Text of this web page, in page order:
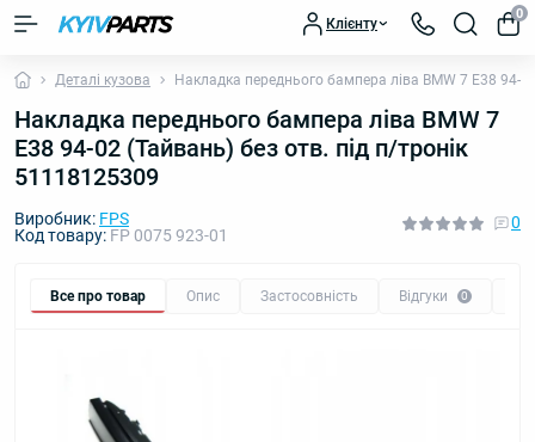
Клієнту
0
Деталі кузова Накладка переднього бампера ліва BMW 7 E38 94-
Накладка переднього бампера ліва BMW 7
E38 94-02 (Тайвань) без отв. під п/тронік
51118125309
Виробник: FPS
Код товару: FP 0075 923-01
0
Все про товар Опис Застосовність Відгуки 0